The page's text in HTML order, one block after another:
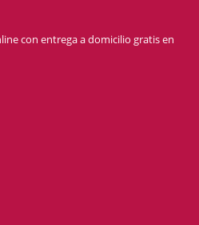
con entrega a domicilio gratis en